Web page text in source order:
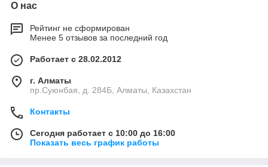
О нас
Рейтинг не сформирован
Менее 5 отзывов за последний год
Работает с 28.02.2012
г. Алматы
пр.Суюнбая, д. 284Б, Алматы, Казахстан
Контакты
Сегодня работает с 10:00 до 16:00
Показать весь график работы